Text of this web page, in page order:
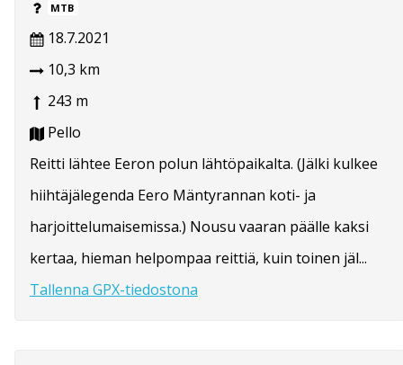
MTB
18.7.2021
10,3 km
243 m
Pello
Reitti lähtee Eeron polun lähtöpaikalta. (Jälki kulkee
hiihtäjälegenda Eero Mäntyrannan koti- ja
harjoittelumaisemissa.) Nousu vaaran päälle kaksi
kertaa, hieman helpompaa reittiä, kuin toinen jäl...
Tallenna GPX-tiedostona